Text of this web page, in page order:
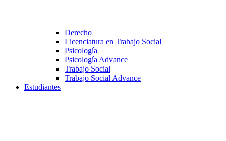
Derecho
Licenciatura en Trabajo Social
Psicología
Psicología Advance
Trabajo Social
Trabajo Social Advance
Estudiantes